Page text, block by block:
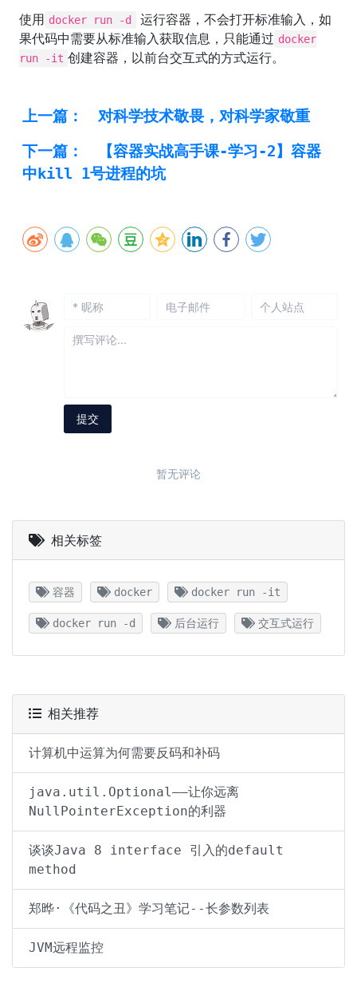
使用 docker run -d
运行容器，不会打开标准输入，如
果代码中需要从标准输入获取信息，只能通过 docker
run -it 创建容器，以前台交互式的方式运行。
上一篇：
对科学技术敬畏，对科学家敬重
下一篇：
【容器实战高手课-学习-2】容器
中kill 1号进程的坑
相关标签
容器 docker docker run -it
docker run -d 后台运行 交互式运行
相关推荐
计算机中运算为何需要反码和补码
java.util.Optional——让你远离
NullPointerException的利器
谈谈Java 8 interface 引入的default
method
郑晔·《代码之丑》学习笔记--长参数列表
JVM远程监控